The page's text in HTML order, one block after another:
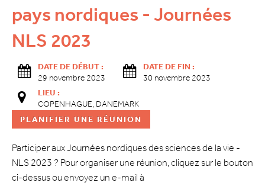
pays nordiques - Journées
NLS 2023
DATE DE DÉBUT :
29 novembre 2023
DATE DE FIN :
30 novembre 2023
LIEU :
COPENHAGUE, DANEMARK
PLANIFIER UNE RÉUNION
Participer aux Journées nordiques des sciences de la vie -
NLS 2023 ? Pour organiser une réunion, cliquez sur le bouton
ci-dessus ou envoyez un e-mail à